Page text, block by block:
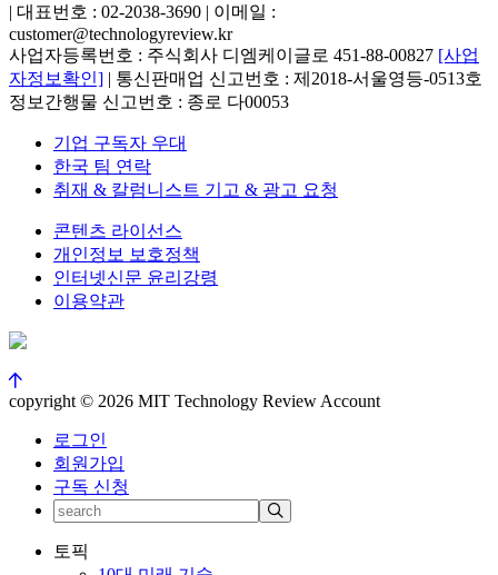
| 대표번호 : 02-2038-3690 | 이메일 :
customer@technologyreview.kr
사업자등록번호 : 주식회사 디엠케이글로 451-88-00827 [사업
자정보확인] | 통신판매업 신고번호 : 제2018-서울영등-0513호
정보간행물 신고번호 : 종로 다00053
기업 구독자 우대
한국 팀 연락
취재 & 칼럼니스트 기고 & 광고 요청
콘텐츠 라이선스
개인정보 보호정책
인터넷신문 윤리강령
이용약관
copyright © 2026 MIT Technology Review Account
로그인
회원가입
구독 신청
토픽